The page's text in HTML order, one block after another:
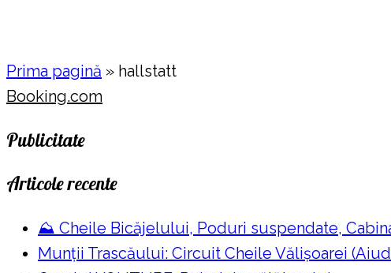
Prima pagină » hallstatt
Booking.com
Publicitate
Articole recente
⛰️ Cheile Bicăjelului, Poduri suspendate,
Munții Trascăului: Circuit Cheile Vălișoarei